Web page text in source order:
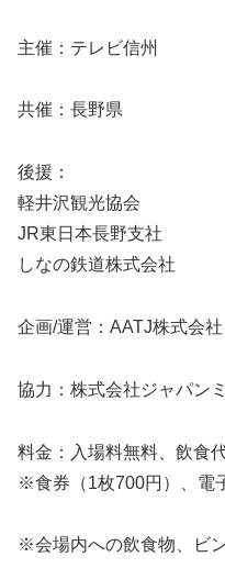
主催：テレビ信州
共催：長野県
後援：
軽井沢観光協会
JR東日本長野支社
しなの鉄道株式会社
企画/運営：AATJ株式会社
協力：株式会社ジャパン
料金：入場料無料、飲食
※食券（1枚700円）、電
※会場内への飲食物、ビ